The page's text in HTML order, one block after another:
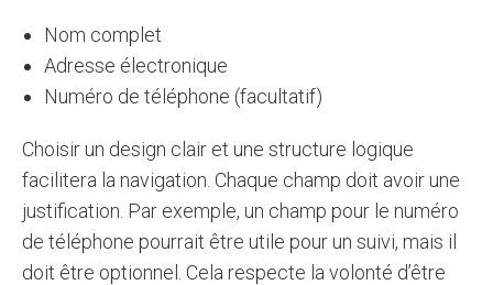
Nom complet
Adresse électronique
Numéro de téléphone (facultatif)
Choisir un design clair et une structure logique
facilitera la navigation. Chaque champ doit avoir une
justification. Par exemple, un champ pour le numéro
de téléphone pourrait être utile pour un suivi, mais il
doit être optionnel. Cela respecte la volonté d’être